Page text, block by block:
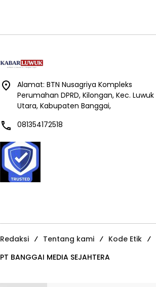
Alamat: BTN Nusagriya Kompleks
Perumahan DPRD, Kilongan, Kec. Luwuk
Utara, Kabupaten Banggai,
081354172518
Redaksi Tentang kami Kode Etik
PT BANGGAI MEDIA SEJAHTERA